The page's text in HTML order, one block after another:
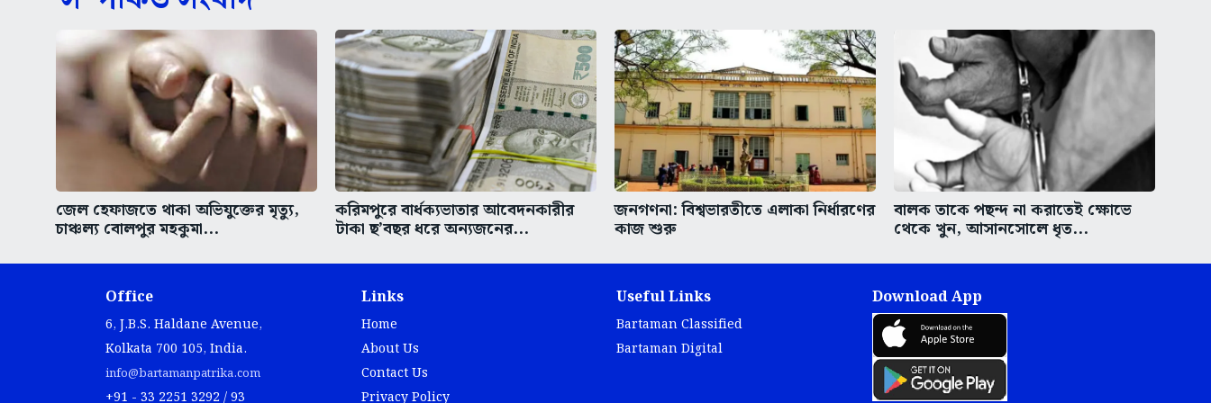
জেল হেফাজতে থাকা অভিযুক্তের মৃত্যু,
চাঞ্চল্য বোলপুর মহকুমা...
করিমপুরে বার্ধক্যভাতার আবেদনকারীর
টাকা ছ’বছর ধরে অন্যজনের...
জনগণনা: বিশ্বভারতীতে এলাকা নির্ধারণের
কাজ শুরু
বালক তাকে পছন্দ না করাতেই ক্ষোভে
থেকে খুন, আসানসোলে ধৃত...
Office
6, J.B.S. Haldane Avenue,
Kolkata 700 105, India.
info@bartamanpatrika.com
+91 - 33 2251 3292 / 93
Links
Home
About Us
Contact Us
Privacy Policy
Useful Links
Bartaman Classified
Bartaman Digital
Download App